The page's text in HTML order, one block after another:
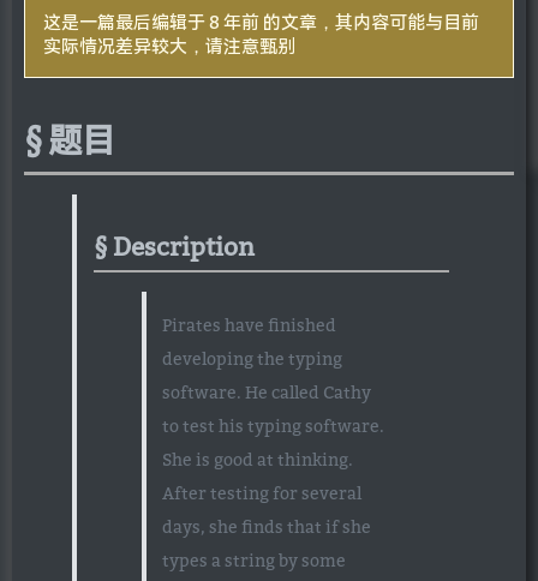
这是一篇最后编辑于 8 年前 的文章，其内容可能与目前
实际情况差异较大，请注意甄别
题目
Description
Pirates have finished
developing the typing
software. He called Cathy
to test his typing software.
She is good at thinking.
After testing for several
days, she finds that if she
types a string by some